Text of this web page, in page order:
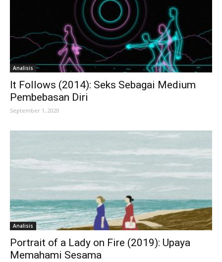
Analisis
It Follows (2014): Seks Sebagai Medium
Pembebasan Diri
September 1, 2020
Analisis
Portrait of a Lady on Fire (2019): Upaya
Memahami Sesama